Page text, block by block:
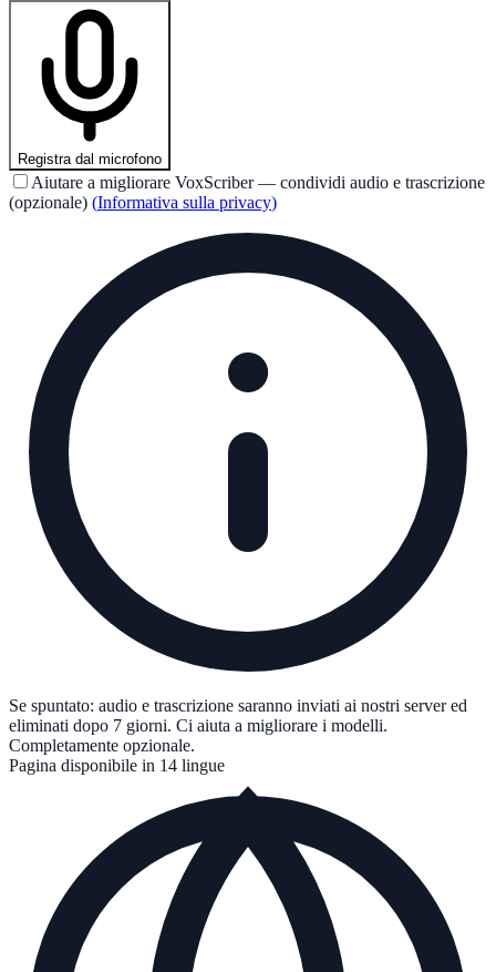
Registra dal microfono
Aiutare a migliorare VoxScriber — condividi audio e trascrizione
(opzionale) (Informativa sulla privacy)
Se spuntato: audio e trascrizione saranno inviati ai nostri server ed
eliminati dopo 7 giorni. Ci aiuta a migliorare i modelli.
Completamente opzionale.
Pagina disponibile in 14 lingue